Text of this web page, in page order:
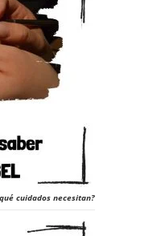
cuidados necesitan?